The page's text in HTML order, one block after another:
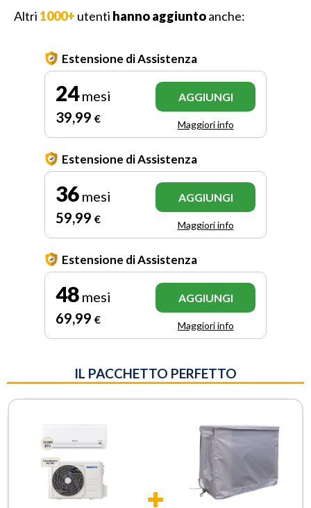
Altri 1000+ utenti hanno aggiuntoanche:
Estensione di Assistenza
24mesi
39,99 €
AGGIUNGI
Maggiori info
Estensione di Assistenza
36 mesi
59,99 €
AGGIUNGI
Maggiori info
Estensione di Assistenza
48 mesi
69,99 €
AGGIUNGI
Maggiori info
IL PACCHETTO PERFETTO